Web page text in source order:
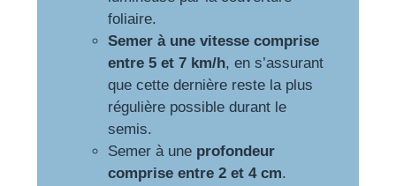
foliaire.
Semer à une vitesse comprise
entre 5 et 7 km/h, en s’assurant
que cette dernière reste la plus
régulière possible durant le
semis.
Semer à une profondeur
comprise entre 2 et 4 cm.